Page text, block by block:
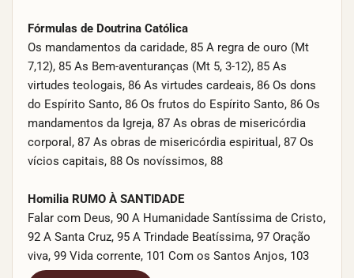
Fórmulas de Doutrina Católica
Os mandamentos da caridade, 85 A regra de ouro (Mt
7,12), 85 As Bem-aventuranças (Mt 5, 3-12), 85 As
virtudes teologais, 86 As virtudes cardeais, 86 Os dons
do Espírito Santo, 86 Os frutos do Espírito Santo, 86 Os
mandamentos da Igreja, 87 As obras de misericórdia
corporal, 87 As obras de misericórdia espiritual, 87 Os
vícios capitais, 88 Os novíssimos, 88
Homilia RUMO À SANTIDADE
Falar com Deus, 90 A Humanidade Santíssima de Cristo,
92 A Santa Cruz, 95 A Trindade Beatíssima, 97 Oração
viva, 99 Vida corrente, 101 Com os Santos Anjos, 103